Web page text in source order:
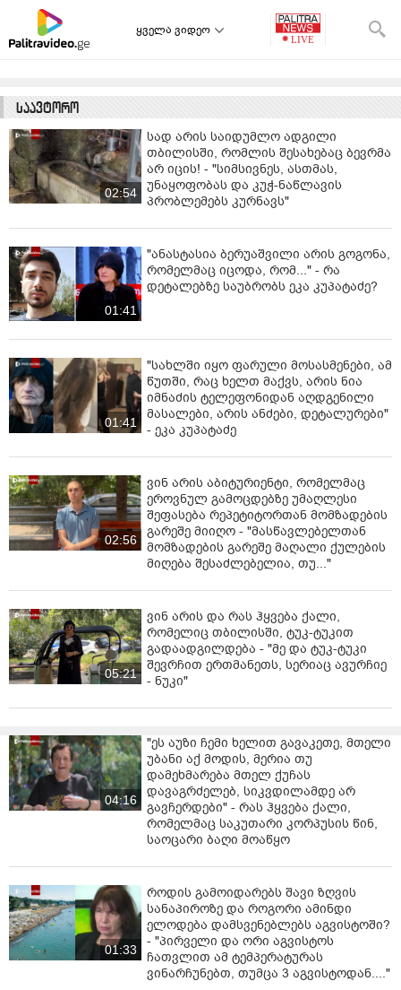
ყველა ვიდეო
საავტორო
02:54
სად არის საიდუმლო ადგილი
თბილისში, რომლის შესახებაც ბევრმა
არ იცის! - "სიმსივნეს, ასთმას,
უნაყოფობას და კუჭ-ნაწლავის
პრობლემებს კურნავს"
01:41
"ანასტასია ბერუაშვილი არის გოგონა,
რომელმაც იცოდა, რომ..." - რა
დეტალებზე საუბრობს ეკა კუპატაძე?
01:41
"სახლში იყო ფარული მოსასმენები, ამ
წუთში, რაც ხელთ მაქვს, არის ნია
იმნაძის ტელეფონიდან აღდგენილი
მასალები, არის ანძები, დეტალურები"
- ეკა კუპატაძე
02:56
ვინ არის აბიტურიენტი, რომელმაც
ეროვნულ გამოცდებზე უმაღლესი
შეფასება რეპეტიტორთან მომზადების
გარეშე მიიღო - "მასწავლებელთან
მომზადების გარეშე მაღალი ქულების
მიღება შესაძლებელია, თუ..."
05:21
ვინ არის და რას ჰყვება ქალი,
რომელიც თბილისში, ტუკ-ტუკით
გადაადგილდება - "მე და ტუკ-ტუკი
შევრჩით ერთმანეთს, სერიაც ავურჩიე
- ნუკი"
04:16
"ეს აუზი ჩემი ხელით გავაკეთე, მთელი
უბანი აქ მოდის, მერია თუ
დამეხმარება მთელ ქუჩას
დავაგრძელებ, სიკვდილამდე არ
გავჩერდები" - რას ჰყვება ქალი,
რომელმაც საკუთარი კორპუსის წინ,
საოცარი ბაღი მოაწყო
01:33
როდის გამოიდარებს შავი ზღვის
სანაპიროზე და როგორი ამინდი
ელოდება დამსვენებლებს აგვისტოში?
- "პირველი და ორი აგვისტოს
ჩათვლით ამ ტემპერატურას
ვინარჩუნებთ, თუმცა 3 აგვისტოდან...."